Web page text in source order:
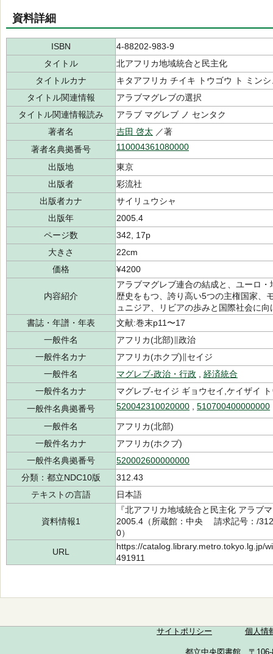
資料詳細
ISBN
4-88202-983-9
タイトル
北アフリカ地域統合と民主化
タイトルカナ
キタアフリカ チイキ トウゴウ ト ミンシ
タイトル関連情報
アラブマグレブの選択
タイトル関連情報読み
アラブ マグレブ ノ センタク
著者名
吉田 啓太 ／著
著者名典拠番号
110004361080000
出版地
東京
出版者
彩流社
出版者カナ
サイリュウシャ
出版年
2005.4
ページ数
342, 17p
大きさ
22cm
価格
¥4200
内容紹介
アラブマグレブ連合の結成と、ユーロ
歴史をもつ、誇り高い5つの主権国家、
ュニジア、リビアの歩みと国際社会に
書誌・年譜・年表
文献:巻末p11〜17
一般件名
アフリカ(北部)∥政治
一般件名カナ
アフリカ(ホクブ)∥セイジ
一般件名
マグレブ-政治・行政
経済統合
一般件名カナ
マグレブ-セイジ ギョウセイ,ケイザイ
一般件名典拠番号
520042310020000 510700400000000
一般件名
アフリカ(北部)
一般件名カナ
アフリカ(ホクブ)
一般件名典拠番号
520002600000000
分類：都立NDC10版
312.43
テキストの言語
日本語
資料情報1
『北アフリカ地域統合と民主化 ア
2005.4（所蔵館：中央 請求記号：/
0）
URL
https://catalog.library.metro.tokyo.lg.jp/
491911
サイトポリシー 個人情
都立中央図書館 〒